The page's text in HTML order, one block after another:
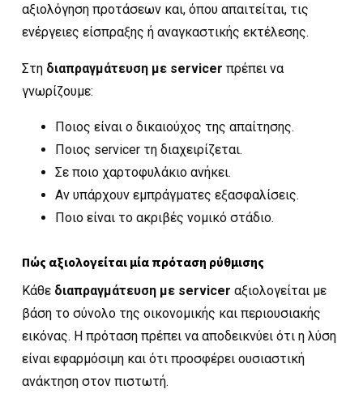
αξιολόγηση προτάσεων και, όπου απαιτείται, τις
ενέργειες είσπραξης ή αναγκαστικής εκτέλεσης.
Στη διαπραγμάτευση με servicer πρέπει να
γνωρίζουμε:
Ποιος είναι ο δικαιούχος της απαίτησης.
Ποιος servicer τη διαχειρίζεται.
Σε ποιο χαρτοφυλάκιο ανήκει.
Αν υπάρχουν εμπράγματες εξασφαλίσεις.
Ποιο είναι το ακριβές νομικό στάδιο.
Πώς αξιολογείται μία πρόταση ρύθμισης
Κάθε διαπραγμάτευση με servicer αξιολογείται με
βάση το σύνολο της οικονομικής και περιουσιακής
εικόνας. Η πρόταση πρέπει να αποδεικνύει ότι η λύση
είναι εφαρμόσιμη και ότι προσφέρει ουσιαστική
ανάκτηση στον πιστωτή.